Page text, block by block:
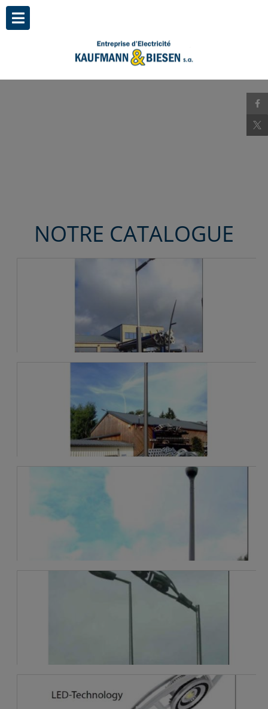
NOTRE CATALOGUE
Candélabre type : KURO
SIMON - HYDRA - LED
K&B - ML008 - 90W
Led - Technology